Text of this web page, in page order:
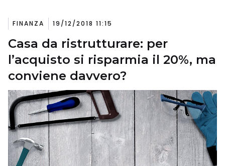
FINANZA 19/12/2018 11:15
Casa da ristrutturare: per
l’acquisto si risparmia il 20%, ma
conviene davvero?